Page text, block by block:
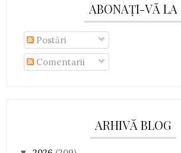
ABONAȚI-VĂ LA
Postări
Comentarii
ARHIVĂ BLOG